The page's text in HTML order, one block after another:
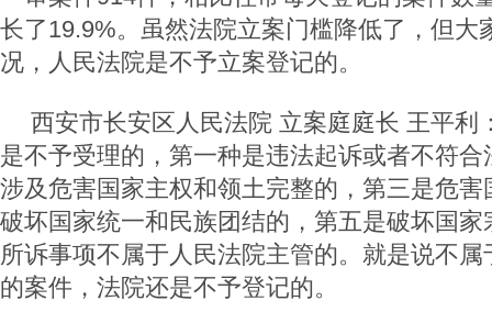
长了19.9%。虽然法院立案门槛降低了，但大
况，人民法院是不予立案登记的。
西安市长安区人民法院 立案庭庭长 王平利
是不予受理的，第一种是违法起诉或者不符
涉及危害国家主权和领土完整的，第三是危
破坏国家统一和民族团结的，第五是破坏国
所诉事项不属于人民法院主管的。就是说不
的案件，法院还是不予登记的。